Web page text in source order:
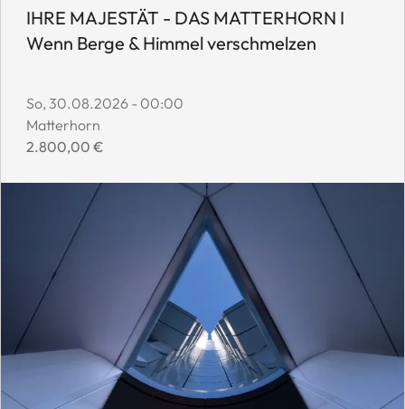
IHRE MAJESTÄT - DAS MATTERHORN I
Wenn Berge & Himmel verschmelzen
Event start date:
So, 30.08.2026 - 00:00
Event location:
Matterhorn
Event price:
2.800,00 €